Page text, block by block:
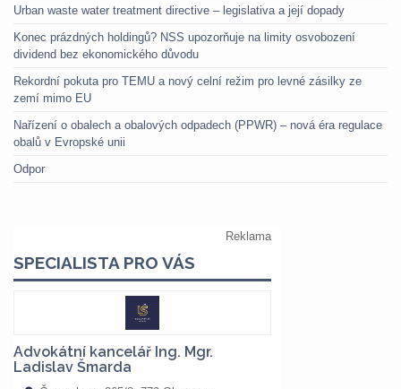
Urban waste water treatment directive – legislativa a její dopady
Konec prázdných holdingů? NSS upozorňuje na limity osvobození
dividend bez ekonomického důvodu
Rekordní pokuta pro TEMU a nový celní režim pro levné zásilky ze
zemí mimo EU
Nařízení o obalech a obalových odpadech (PPWR) – nová éra regulace
obalů v Evropské unii
Odpor